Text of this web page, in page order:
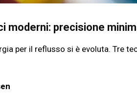
moderni: precisione
per il reflusso si è evoluta. Tre